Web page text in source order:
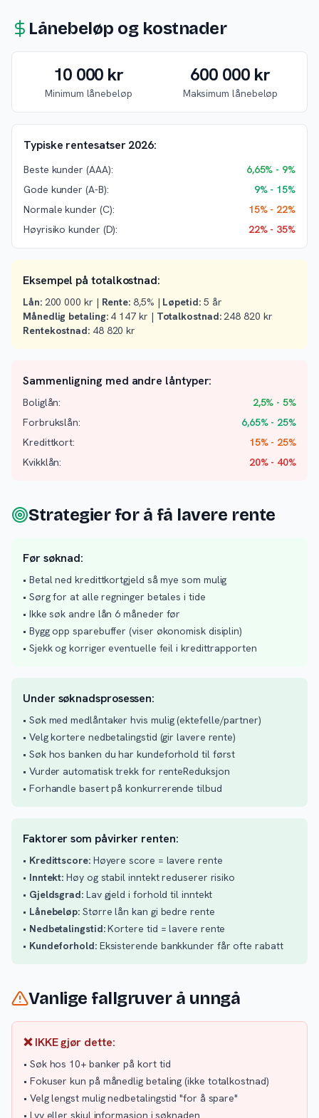
Lånebeløp og kostnader
10 000 kr
Minimum lånebeløp
600 000 kr
Maksimum lånebeløp
Typiske rentesatser 2026:
Beste kunder (AAA):
6,65% - 9%
Gode kunder (A-B):
9% - 15%
Normale kunder (C):
15% - 22%
Høyrisiko kunder (D):
22% - 35%
Eksempel på totalkostnad:
Lån:200 000 kr | Rente: 8,5% | Løpetid:5 år
Månedlig betaling:4 147 kr | Totalkostnad:248 820 kr
Rentekostnad:48 820 kr
Sammenligning med andre låntyper:
Boliglån:
2,5% - 5%
Forbrukslån:
6,65% - 25%
Kredittkort:
15% - 25%
Kvikklån:
20% - 40%
Strategier for å få lavere rente
Før søknad:
• Betal ned kredittkortgjeld så mye som mulig
• Sørg for at alle regninger betales i tide
• Ikke søk andre lån 6 måneder før
• Bygg opp sparebuffer (viser økonomisk disiplin)
• Sjekk og korriger eventuelle feil i kredittrapporten
Under søknadsprosessen:
• Søk med medlåntaker hvis mulig (ektefelle/partner)
• Velg kortere nedbetalingstid (gir lavere rente)
• Søk hos banken du har kundeforhold til først
• Vurder automatisk trekk for renteReduksjon
• Forhandle basert på konkurrerende tilbud
Faktorer som påvirker renten:
• Kredittscore:Høyere score = lavere rente
• Inntekt: Høy og stabil inntekt reduserer risiko
• Gjeldsgrad:Lav gjeld i forhold til inntekt
• Lånebeløp: Større lån kan gi bedre rente
• Nedbetalingstid:Kortere tid = lavere rente
• Kundeforhold:Eksisterende bankkunder får ofte rabatt
Vanlige fallgruver å unngå
❌ IKKE gjør dette:
• Søk hos 10+ banker på kort tid
• Fokuser kun på månedlig betaling (ikke totalkostnad)
• Velg lengst mulig nedbetalingstid "for å spare"
• Lyv eller skjul informasjon i søknaden